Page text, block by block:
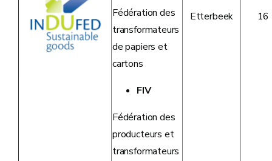
Fédération des
transformateurs
de papiers et
cartons
FIV
Fédération des
producteurs et
transformateurs
Etterbeek 16